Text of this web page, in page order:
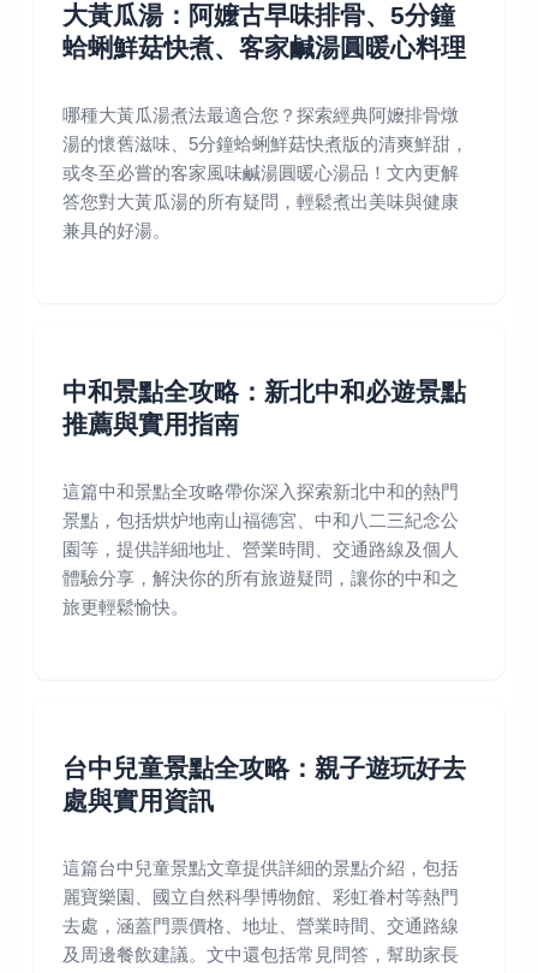
大黃瓜湯：阿嬤古早味排骨、5分鐘
蛤蜊鮮菇快煮、客家鹹湯圓暖心料理
哪種大黃瓜湯煮法最適合您？探索經典阿嬤排骨燉
湯的懷舊滋味、5分鐘蛤蜊鮮菇快煮版的清爽鮮甜，
或冬至必嘗的客家風味鹹湯圓暖心湯品！文內更解
答您對大黃瓜湯的所有疑問，輕鬆煮出美味與健康
兼具的好湯。
中和景點全攻略：新北中和必遊景點
推薦與實用指南
這篇中和景點全攻略帶你深入探索新北中和的熱門
景點，包括烘炉地南山福德宮、中和八二三紀念公
園等，提供詳細地址、營業時間、交通路線及個人
體驗分享，解決你的所有旅遊疑問，讓你的中和之
旅更輕鬆愉快。
台中兒童景點全攻略：親子遊玩好去
處與實用資訊
這篇台中兒童景點文章提供詳細的景點介紹，包括
麗寶樂園、國立自然科學博物館、彩虹眷村等熱門
去處，涵蓋門票價格、地址、營業時間、交通路線
及周邊餐飲建議。文中還包括常見問答，幫助家長